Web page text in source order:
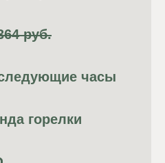
руб.
часы
горелки